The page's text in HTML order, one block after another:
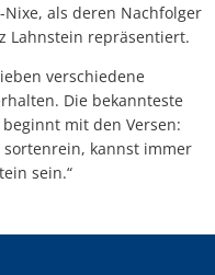
Nixe, als deren Nachfolger
Lahnstein repräsentiert.
verschiedene
Die bekannteste
mit den Versen:
sortenrein, kannst immer
sein.“